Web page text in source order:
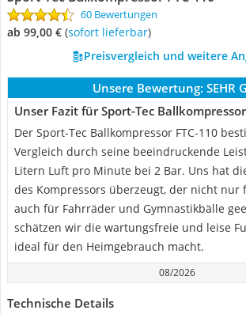
60 Bewertungen
ab 99,00 € ( Sofort lieferbar)
Preisvergleich und weitere
Unsere Bewertung: SEHR
Unser Fazit für Sport-Tec Ballkompressor
Der Sport-Tec Ballkompressor FTC-110
Vergleich durch seine beeindruckende
Litern Luft pro Minute bei 2 Bar. Uns hat
des Kompressors überzeugt, der nicht nur
auch für Fahrräder und Gymnastikbälle
schätzen wir die wartungsfreie und leise
ideal für den Heimgebrauch macht.
08/2026
Technische Details